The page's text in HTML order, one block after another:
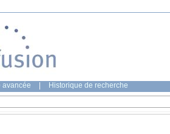
avancée Historique de recherche